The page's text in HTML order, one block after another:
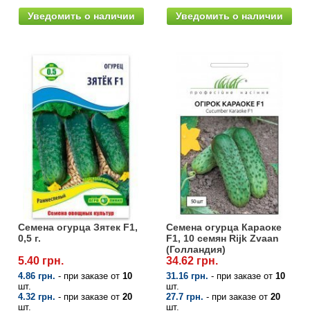
Уведомить о наличии Уведомить о наличии
Семена огурца Зятек F1,
0,5 г.
5.40 грн.
4.86 грн. - при заказе от 10
шт.
4.32 грн. - при заказе от 20
шт.
Семена огурца Караоке
F1, 10 семян Rijk Zvaan
(Голландия)
34.62 грн.
31.16 грн. - при заказе от 10
шт.
27.7 грн. - при заказе от 20
шт.